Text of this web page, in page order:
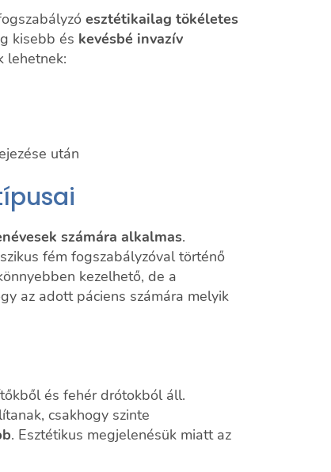
esztétikailag tökéletes
kisebb és kevésbé invazív
lehetnek:
után
számára alkalmas.
fém fogszabályzóval történő
kezelhető, de a
az adott páciens számára melyik
és fehér drótokból áll.
csakhogy szinte
. Esztétikus megjelenésük miatt az